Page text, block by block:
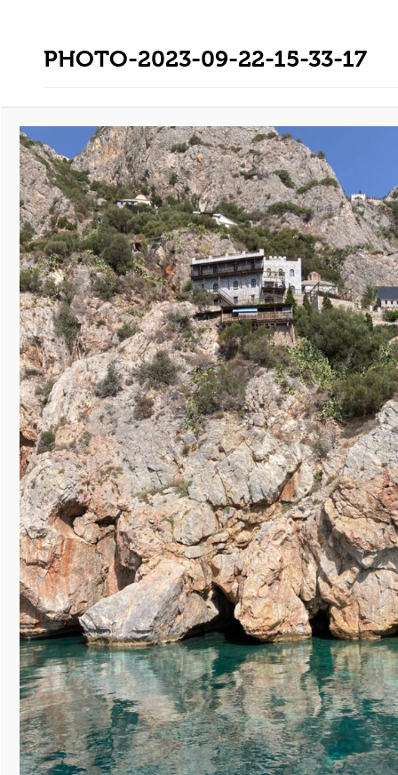
PHOTO-2023-09-22-15-33-17